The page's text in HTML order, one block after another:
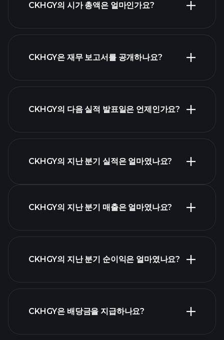
CKHGY의 시가 총액은 얼마인가요?
CKHGY은 재무 보고서를 공개하나요?
CKHGY의 다음 실적 발표일은 언제인가요?
CKHGY의 지난 분기 실적은 얼마였나요?
CKHGY의 지난 분기 매출은 얼마였나요?
CKHGY의 지난 분기 순이익은 얼마였나요?
CKHGY은 배당금을 지급하나요?